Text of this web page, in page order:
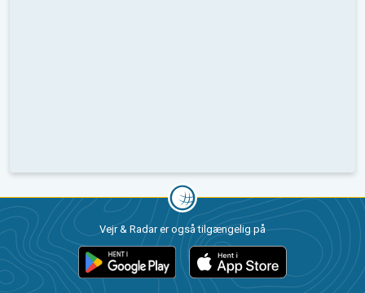
Vejr & Radar er også tilgængelig på